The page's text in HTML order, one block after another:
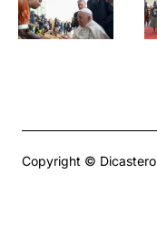
Copyright ©